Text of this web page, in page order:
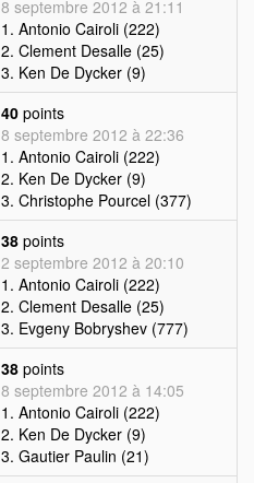
8 septembre 2012 à 21:11
1. Antonio Cairoli (222)
2. Clement Desalle (25)
3. Ken De Dycker (9)
40 points
8 septembre 2012 à 22:36
1. Antonio Cairoli (222)
2. Ken De Dycker (9)
3. Christophe Pourcel (377)
38 points
2 septembre 2012 à 20:10
1. Antonio Cairoli (222)
2. Clement Desalle (25)
3. Evgeny Bobryshev (777)
38 points
8 septembre 2012 à 14:05
1. Antonio Cairoli (222)
2. Ken De Dycker (9)
3. Gautier Paulin (21)